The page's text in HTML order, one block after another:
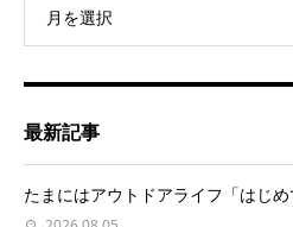
月を選択
最新記事
たまにはアウトドアライフ「はじめ